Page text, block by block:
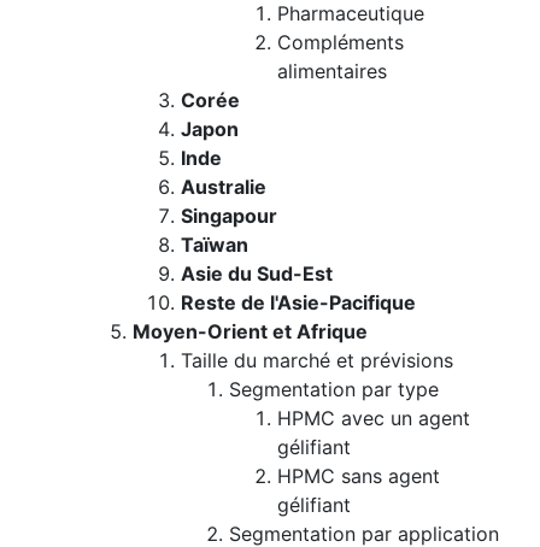
Pharmaceutique
Compléments
alimentaires
Corée
Japon
Inde
Australie
Singapour
Taïwan
Asie du Sud-Est
Reste de l'Asie-Pacifique
Moyen-Orient et Afrique
Taille du marché et prévisions
Segmentation par type
HPMC avec un agent
gélifiant
HPMC sans agent
gélifiant
Segmentation par application